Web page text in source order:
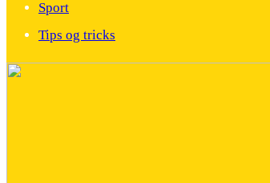
Sport
Tips og tricks